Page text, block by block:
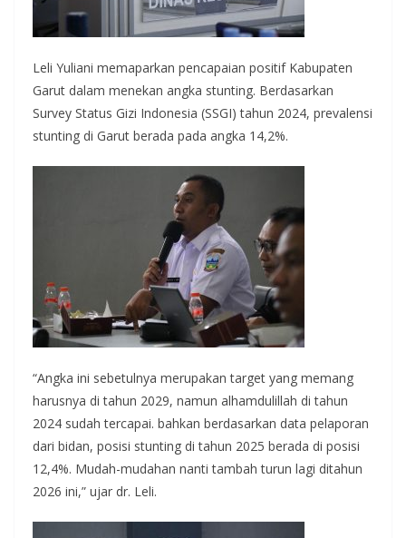
Leli Yuliani memaparkan pencapaian positif Kabupaten
Garut dalam menekan angka stunting. Berdasarkan
Survey Status Gizi Indonesia (SSGI) tahun 2024, prevalensi
stunting di Garut berada pada angka 14,2%.
“Angka ini sebetulnya merupakan target yang memang
harusnya di tahun 2029, namun alhamdulillah di tahun
2024 sudah tercapai. bahkan berdasarkan data pelaporan
dari bidan, posisi stunting di tahun 2025 berada di posisi
12,4%. Mudah-mudahan nanti tambah turun lagi ditahun
2026 ini,” ujar dr. Leli.